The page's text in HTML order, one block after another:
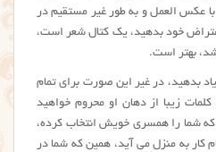
عکس العمل و به طور غیر مستقیم در
خود بدهید، یک کتال شعر است،‌
بهتر است.
بدهید، در غیر این صورت برای تمام
زیبا از دهان او محروم خواهید
شما را همسری خویش انتخاب کرده،
کار به منزل می آید، همین که شما در